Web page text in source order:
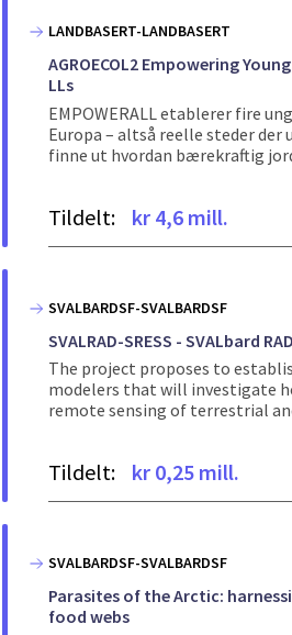
LANDBASERT-LANDBASERT
AGROECOL2 Empowering
LLs
EMPOWERALL etablerer fire
Europa – altså reelle steder
finne ut hvordan bærekraftig
Tildelt: kr 4,6 mill.
SVALBARDSF-SVALBARDSF
SVALRAD-SRESS - SVALbard
The project proposes to
modelers that will investigate
remote sensing of terrestrial
Tildelt: kr 0,25 mill.
SVALBARDSF-SVALBARDSF
Parasites of the Arctic:
food webs